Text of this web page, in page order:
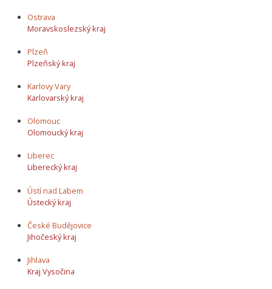
Ostrava
Moravskoslezský kraj
Plzeň
Plzeňský kraj
Karlovy Vary
Karlovarský kraj
Olomouc
Olomoucký kraj
Liberec
Liberecký kraj
Ústí nad Labem
Ústecký kraj
České Budějovice
Jihočeský kraj
Jihlava
Kraj Vysočina